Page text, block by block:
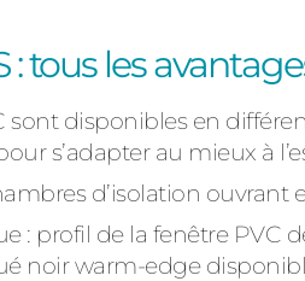
: tous les
sont disponibles en
s’adapter au mieux à
d’isolation ouvrant
: profil de la fenêtre PVC
noir warm-edge